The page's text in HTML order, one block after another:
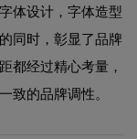
体设计，字体造型
同时，彰显了品牌
都经过精心考量，
致的品牌调性。